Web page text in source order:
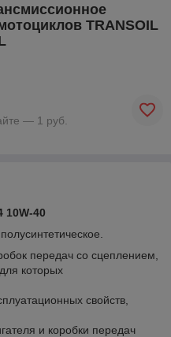
TRANSOIL
— 1 руб.
10W-40
передач со сцеплением,
которых
свойств,
и коробки передач